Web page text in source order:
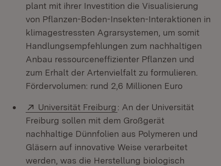
plant mit ihrer Investition die Visualisierung
von Pflanzen-Boden-Insekten-Interaktionen in
klimagestressten Agrarsystemen, um somit
Handlungsempfehlungen zum nachhaltigen
Anbau ressourceneffizienter Pflanzen und
zum Erhalt der Artenvielfalt zu formulieren.
Fördervolumen: rund 2,6 Millionen Euro
Extern:
Universität Freiburg(Öffnet in neuem Fenster)
: An der Universität
Freiburg sollen mit dem Großgerät
nachhaltige Dünnfolien aus Polymeren und
Gläsern auf innovative Weise verarbeitet
werden, was die Herstellung biologisch